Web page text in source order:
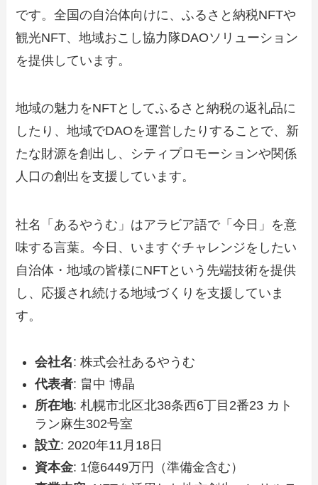
です。全国の自治体向けに、ふるさと納税NFTや
観光NFT、地域おこし協力隊DAOソリューション
を提供しています。
地域の魅力をNFTとしてふるさと納税の返礼品に
したり、地域でDAOを運営したりすることで、新
たな財源を創出し、シティプロモーションや関係
人口の創出を支援しています。
社名「あるやうむ」はアラビア語で「今日」を意
味する言葉。今日、いますぐチャレンジをしたい
自治体・地域の皆様にNFTという先端技術を提供
し、応援され続ける地域づくりを支援していま
す。
会社名: 株式会社あるやうむ
代表者: 畠中 博晶
所在地: 札幌市北区北38条西6丁目2番23 カト
ラン麻生302号室
設立: 2020年11月18日
資本金: 1億6449万円（準備金含む）